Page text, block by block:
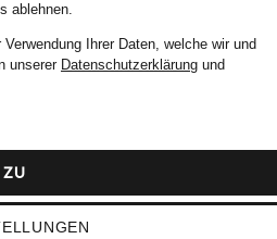
ablehnen.
Ihrer Daten, welche wir und
unserer Datenschutzerklärung und